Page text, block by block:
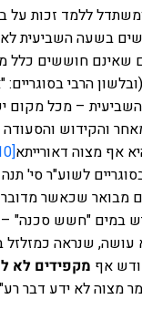
ללמד זכות על
בשעה השביעית
חוששים כלל
הרבי בסוגריים:
– מכל מקום
והקידוש
אף מצוה דאורייתא[10]
לשוע"ר סי'
מבואר שכאשר
במים "חשש סכנה"
עושה, שנראה
אף מקפידים לא
מצוה לא ידע דבר